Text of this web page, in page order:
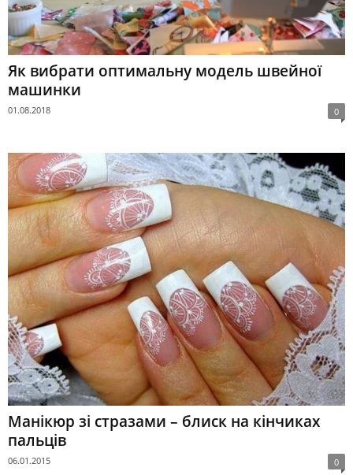
Як вибрати оптимальну модель швейної
машинки
01.08.2018 0
Манікюр зі стразами – блиск на кінчиках
пальців
06.01.2015 0